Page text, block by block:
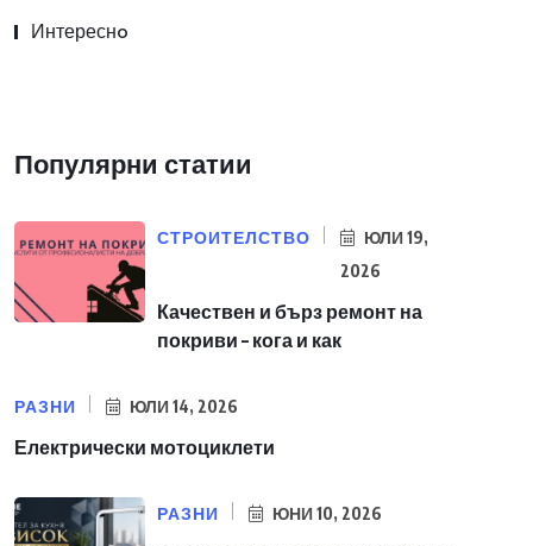
Интереснo
Популярни статии
СТРОИТЕЛСТВО
ЮЛИ 19,
2026
Качествен и бърз ремонт на
покриви – кога и как
РАЗНИ ЮЛИ 14, 2026
Електрически мотоциклети
РАЗНИ ЮНИ 10, 2026